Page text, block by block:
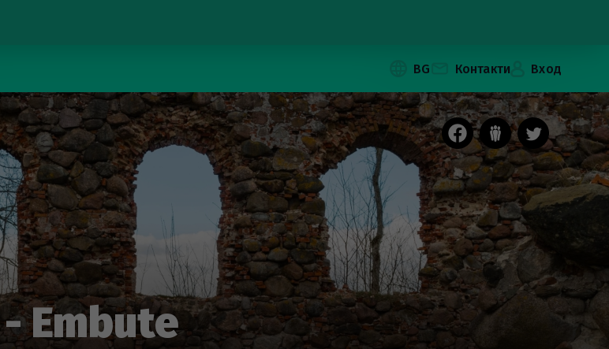
BG Контакти Вход
Embute